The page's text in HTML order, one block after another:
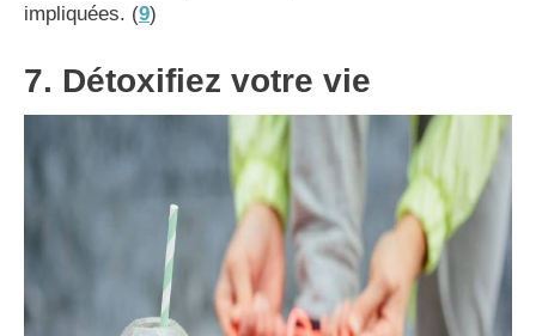
impliquées. (9)
7. Détoxifiez votre vie